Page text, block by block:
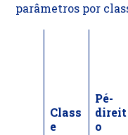
parâmetros por
Class
e
Pé-
direit
o